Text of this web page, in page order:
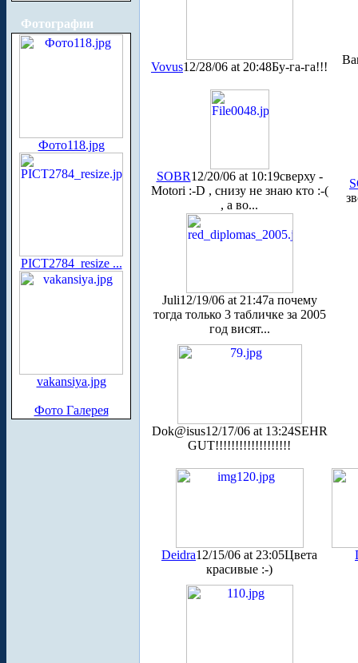
Фотографии
Фото118.jpg
PICT2784_resize ...
vakansiya.jpg
Фото Галерея
Vovus12/28/06 at 20:48Бу-га-га!!!
SOBR12/20/06 at 10:19сверху -
Motori :-D , снизу не знаю кто :-(
, а во...
Juli12/19/06 at 21:47а почему
тогда только 3 табличке за 2005
год висят...
Dok@isus12/17/06 at 13:24SEHR
GUT!!!!!!!!!!!!!!!!!!!
Deidra12/15/06 at 23:05Цвета
красивые :-)